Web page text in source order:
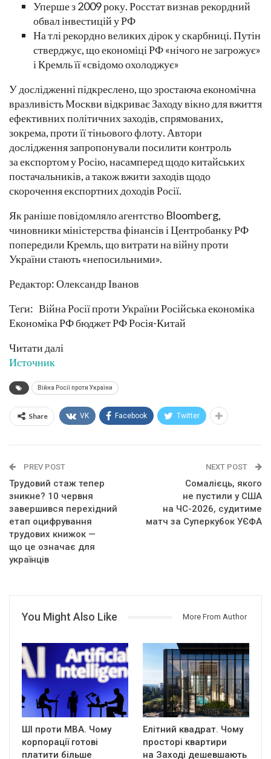
Уперше з 2009 року. Росстат визнав рекордний
обвал інвестицій у РФ
На тлі рекордно великих дірок у скарбниці. Путін
стверджує, що економіці РФ «нічого не загрожує»
і Кремль її «свідомо охолоджує»
У дослідженні підкреслено, що зростаюча економічна
вразливість Москви відкриває Заходу вікно для вжиття
ефективних політичних заходів, спрямованих,
зокрема, проти її тіньового флоту. Автори
дослідження запропонували посилити контроль
за експортом у Росію, насамперед щодо китайських
постачальників, а також вжити заходів щодо
скорочення експортних доходів Росії.
Як раніше повідомляло агентство Bloomberg,
чиновники міністерства фінансів і Центробанку РФ
попередили Кремль, що витрати на війну проти
України стають «непосильними».
Редактор: Олександр Іванов
Теги: Війна Росії проти України Російська економіка
Економіка РФ бюджет РФ Росія-Китай
Читати далі
Источник
Війна Росії проти України
Share VK Facebook Twitter
PREV POST
Трудовий стаж тепер
зникне? 10 червня
завершився перехідний
етап оцифрування
трудових книжок —
що це означає для
українців
NEXT POST
Сомалієць, якого
не пустили у США
на ЧС-2026, судитиме
матч за Суперкубок УЄФА
You Might Also Like More From Author
ШІ проти MBA. Чому
корпорації готові
платити більше
Елітний квадрат. Чому
просторі квартири
на Заході дешевшають